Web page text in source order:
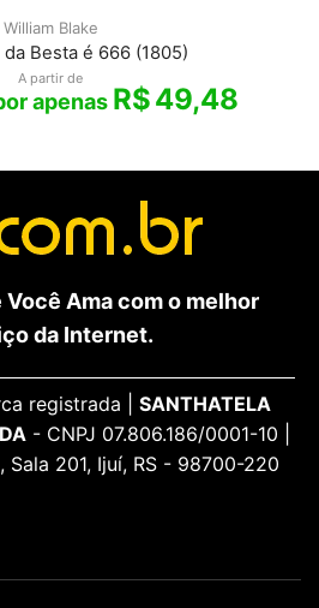
William Blake
Besta é 666 (1805)
A partir de
R$49,48
Ama com o melhor
da Internet.
registrada | SANTHATELA
- CNPJ 07.806.186/0001-10 |
Sala 201, Ijuí, RS - 98700-220